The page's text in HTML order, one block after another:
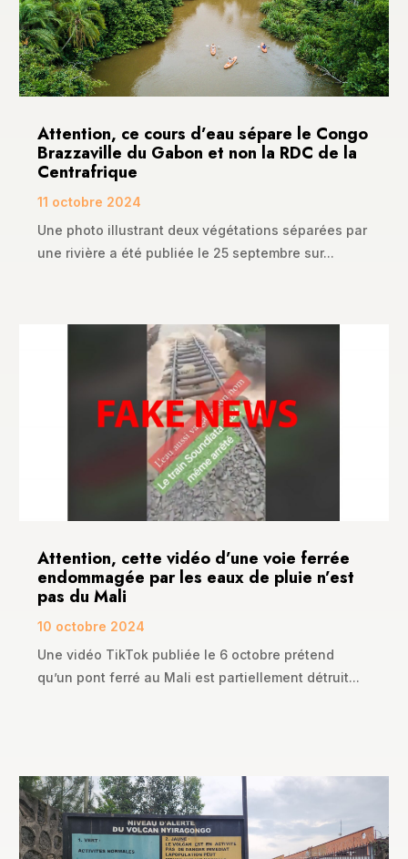
Attention, ce cours d’eau sépare le Congo
Brazzaville du Gabon et non la RDC de la
Centrafrique
11 octobre 2024
Une photo illustrant deux végétations séparées par
une rivière a été publiée le 25 septembre sur...
Attention, cette vidéo d’une voie ferrée
endommagée par les eaux de pluie n’est
pas du Mali
10 octobre 2024
Une vidéo TikTok publiée le 6 octobre prétend
qu’un pont ferré au Mali est partiellement détruit...